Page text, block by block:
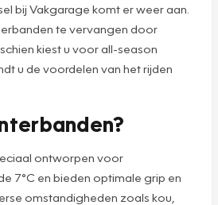
bij Vakgarage komt er weer aan.
te vervangen door
kiest u voor all-season
u de voordelen van het rijden
ontworpen voor
7°C en bieden optimale grip en
omstandigheden zoals kou,